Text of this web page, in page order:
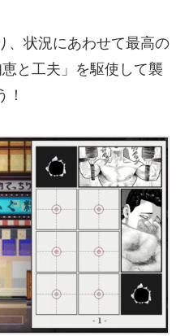
、状況にあわせて最高の
と工夫」を駆使して襲